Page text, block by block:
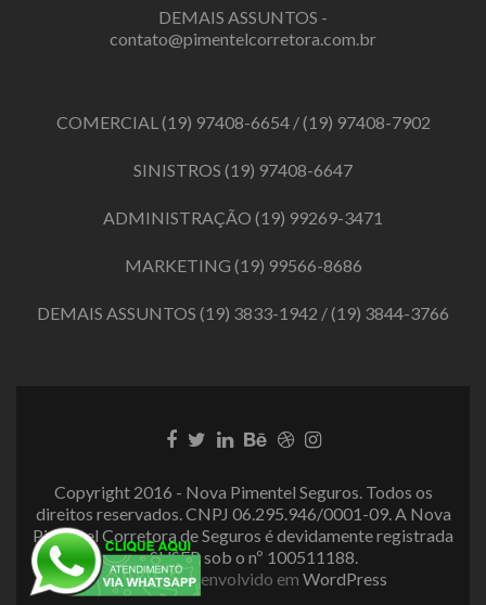
DEMAIS ASSUNTOS -
contato@pimentelcorretora.com.br
COMERCIAL(19) 97408-6654/(19) 97408-7902
SINISTROS (19) 97408-6647
ADMINISTRAÇÃO (19) 99269-3471
MARKETING (19) 99566-8686
DEMAIS ASSUNTOS (19) 3833-1942 /(19) 3844-3766
LinkLinkLinkLink LinkLink
Copyright 2016 - Nova Pimentel Seguros. Todos os
direitos reservados. CNPJ 06.295.946/0001-09. A Nova
Pimentel Corretora de Seguros é devidamente registrada
na SUSEP sob o nº 100511188.
Zerif LiteDesenvolvido em WordPress